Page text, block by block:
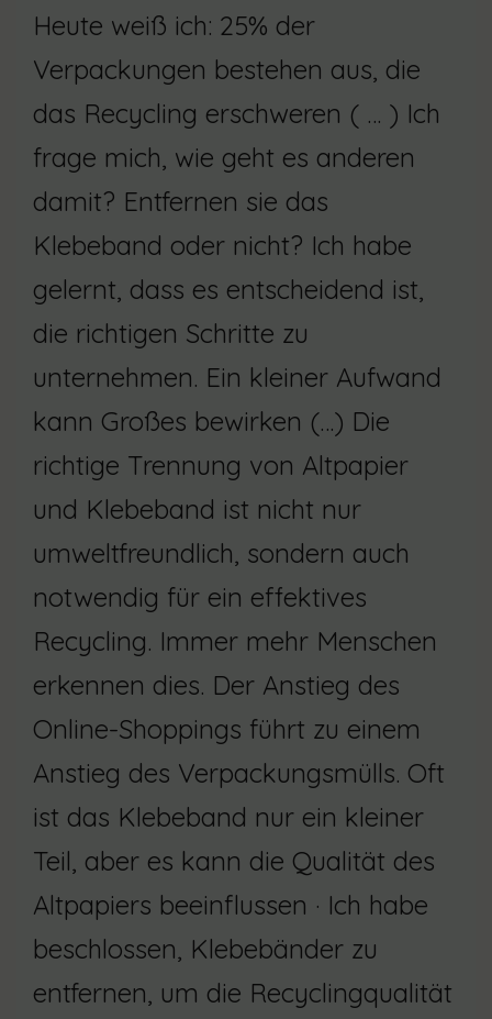
Heute weiß ich: 25% der
Verpackungen bestehen aus, die
das Recycling erschweren ( … ) Ich
frage mich, wie geht es anderen
damit? Entfernen sie das
Klebeband oder nicht? Ich habe
gelernt, dass es entscheidend ist,
die richtigen Schritte zu
unternehmen. Ein kleiner Aufwand
kann Großes bewirken (…) Die
richtige Trennung von Altpapier
und Klebeband ist nicht nur
umweltfreundlich, sondern auch
notwendig für ein effektives
Recycling. Immer mehr Menschen
erkennen dies. Der Anstieg des
Online-Shoppings führt zu einem
Anstieg des Verpackungsmülls. Oft
ist das Klebeband nur ein kleiner
Teil, aber es kann die Qualität des
Altpapiers beeinflussen · Ich habe
beschlossen, Klebebänder zu
entfernen, um die Recyclingqualität